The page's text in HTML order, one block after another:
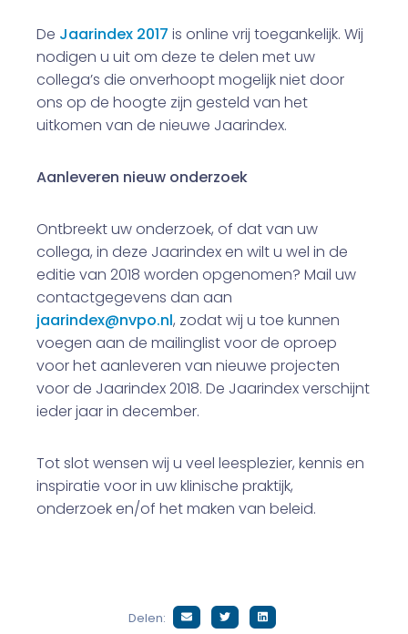
De Jaarindex 2017 is online vrij toegankelijk. Wij
nodigen u uit om deze te delen met uw
collega’s die onverhoopt mogelijk niet door
ons op de hoogte zijn gesteld van het
uitkomen van de nieuwe Jaarindex.
Aanleveren nieuw onderzoek
Ontbreekt uw onderzoek, of dat van uw
collega, in deze Jaarindex en wilt u wel in de
editie van 2018 worden opgenomen? Mail uw
contactgegevens dan aan
jaarindex@nvpo.nl, zodat wij u toe kunnen
voegen aan de mailinglist voor de oproep
voor het aanleveren van nieuwe projecten
voor de Jaarindex 2018. De Jaarindex verschijnt
ieder jaar in december.
Tot slot wensen wij u veel leesplezier, kennis en
inspiratie voor in uw klinische praktijk,
onderzoek en/of het maken van beleid.
Delen: